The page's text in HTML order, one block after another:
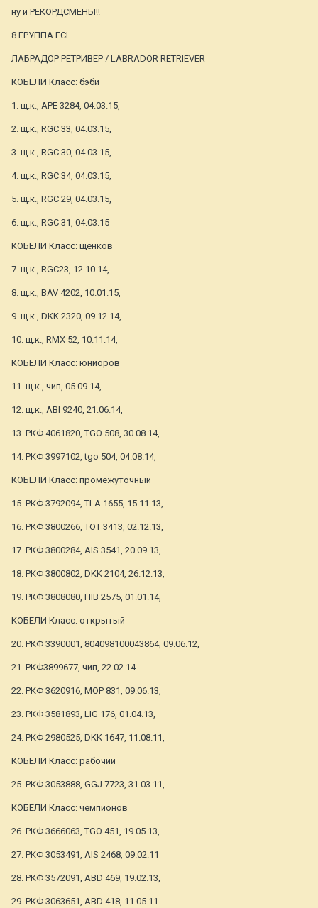
ну и РЕКОРДСМЕНЫ!!
8 ГРУППА FCI
ЛАБРАДОР РЕТРИВЕР / LABRADOR RETRIEVER
КОБЕЛИ Класс: бэби
1. щ.к., АРЕ 3284, 04.03.15,
2. щ.к., RGC 33, 04.03.15,
3. щ.к., RGC 30, 04.03.15,
4. щ.к., RGC 34, 04.03.15,
5. щ.к., RGC 29, 04.03.15,
6. щ.к., RGC 31, 04.03.15
КОБЕЛИ Класс: щенков
7. щ.к., RGC23, 12.10.14,
8. щ.к., BAV 4202, 10.01.15,
9. щ.к., DKK 2320, 09.12.14,
10. щ.к., RMX 52, 10.11.14,
КОБЕЛИ Класс: юниоров
11. щ.к., чип, 05.09.14,
12. щ.к., ABI 9240, 21.06.14,
13. РКФ 4061820, TGO 508, 30.08.14,
14. РКФ 3997102, tgo 504, 04.08.14,
КОБЕЛИ Класс: промежуточный
15. РКФ 3792094, TLA 1655, 15.11.13,
16. РКФ 3800266, ТОТ 3413, 02.12.13,
17. РКФ 3800284, AIS 3541, 20.09.13,
18. РКФ 3800802, DKK 2104, 26.12.13,
19. РКФ 3808080, HIB 2575, 01.01.14,
КОБЕЛИ Класс: открытый
20. РКФ 3390001, 804098100043864, 09.06.12,
21. РКФ3899677, чип, 22.02.14
22. РКФ 3620916, MOP 831, 09.06.13,
23. РКФ 3581893, LIG 176, 01.04.13,
24. РКФ 2980525, DKK 1647, 11.08.11,
КОБЕЛИ Класс: рабочий
25. РКФ 3053888, GGJ 7723, 31.03.11,
КОБЕЛИ Класс: чемпионов
26. РКФ 3666063, TGO 451, 19.05.13,
27. РКФ 3053491, AIS 2468, 09.02.11
28. РКФ 3572091, ABD 469, 19.02.13,
29. РКФ 3063651, ABD 418, 11.05.11